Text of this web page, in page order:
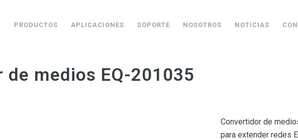
PRODUCTOS APLICACIONES SOPORTE NOSOTROS NOTICIAS
de medios EQ-201035
Convertidor de
para extender redes